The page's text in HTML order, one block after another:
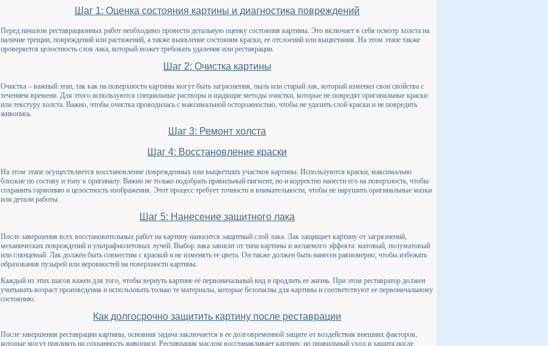
Шаг 1: Оценка состояния картины и диагностика повреждений
Перед началом реставрационных работ необходимо провести детальную оценку состояния картины. Это включает в себя осмотр холста на
наличие трещин, повреждений или растяжений, а также выявление состояния краски, ее отслоений или выцветания. На этом этапе также
проверяется целостность слоя лака, который может требовать удаления или реставрации.
Шаг 2: Очистка картины
Очистка – важный этап, так как на поверхности картины могут быть загрязнения, пыль или старый лак, который изменил свои свойства с
течением времени. Для этого используются специальные растворы и щадящие методы очистки, которые не повредят оригинальные краски
или текстуру холста. Важно, чтобы очистка проводилась с максимальной осторожностью, чтобы не удалить слой краски и не повредить
живопись.
Шаг 3: Ремонт холста
Шаг 4: Восстановление краски
На этом этапе осуществляется восстановление поврежденных или выцветших участков картины. Используются краски, максимально
близкие по составу и тону к оригиналу. Важно не только подобрать правильный пигмент, но и корректно нанести его на поверхность, чтобы
сохранить гармонию и целостность изображения. Этот процесс требует точности и внимательности, чтобы не нарушить оригинальные мазки
или детали работы.
Шаг 5: Нанесение защитного лака
После завершения всех восстановительных работ на картину наносится защитный слой лака. Лак защищает картину от загрязнений,
механических повреждений и ультрафиолетовых лучей. Выбор лака зависит от типа картины и желаемого эффекта: матовый, полуматовый
или глянцевый. Лак должен быть совместим с краской и не изменять ее цвета. Он также должен быть нанесен равномерно, чтобы избежать
образования пузырей или неровностей на поверхности картины.
Каждый из этих шагов важен для того, чтобы вернуть картине её первоначальный вид и продлить ее жизнь. При этом реставратор должен
учитывать возраст произведения и использовать только те материалы, которые безопасны для картины и соответствуют ее первоначальному
состоянию.
Как долгосрочно защитить картину после реставрации
После завершения реставрации картины, основная задача заключается в ее долговременной защите от воздействия внешних факторов,
которые могут повлиять на сохранность живописи. Реставрация маслом восстанавливает картину, но правильный уход и защита после